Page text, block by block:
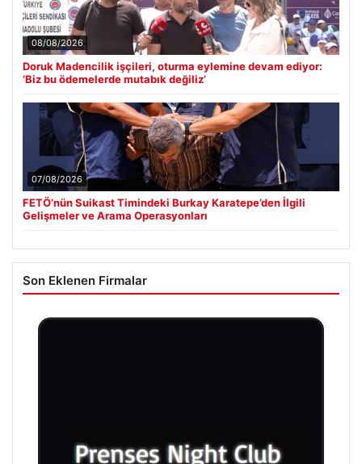
08/08/2026
Doruk Madencilik işçileri, oturma eylemine devam ediyor:
‘Biz bu ödemelerde mutabık değiliz’
07/08/2026
FETÖ’nün Suikast Timindeki Burkay Karatepe’den İlgili
Gelişmeler ve Arama Operasyonları
Son Eklenen Firmalar